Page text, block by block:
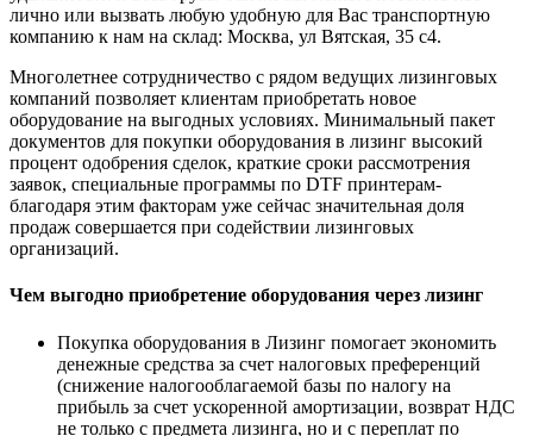
лично или вызвать любую удобную для Вас транспортную
компанию к нам на склад: Москва, ул Вятская, 35 c4.
Многолетнее сотрудничество с рядом ведущих лизинговых
компаний позволяет клиентам приобретать новое
оборудование на выгодных условиях. Минимальный пакет
документов для покупки оборудования в лизинг высокий
процент одобрения сделок, краткие сроки рассмотрения
заявок, специальные программы по DTF принтерам-
благодаря этим факторам уже сейчас значительная доля
продаж совершается при содействии лизинговых
организаций.
Чем выгодно приобретение оборудования через лизинг
Покупка оборудования в Лизинг помогает экономить
денежные средства за счет налоговых преференций
(снижение налогооблагаемой базы по налогу на
прибыль за счет ускоренной амортизации, возврат НДС
не только с предмета лизинга, но и с переплат по